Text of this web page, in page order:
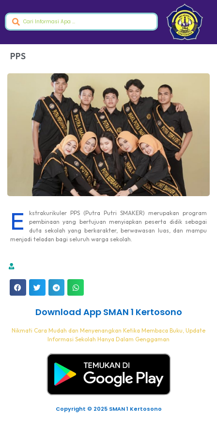
PPS
E
kstrakurikuler PPS (Putra Putri SMAKER) merupakan program
pembinaan yang bertujuan menyiapkan peserta didik sebagai
duta sekolah yang berkarakter, berwawasan luas, dan mampu
menjadi teladan bagi seluruh warga sekolah.
Download App SMAN 1 Kertosono
Nikmati Cara Mudah dan Menyenangkan Ketika Membaca Buku, Update
Informasi Sekolah Hanya Dalam Genggaman
Copyright © 2025 SMAN 1 Kertosono